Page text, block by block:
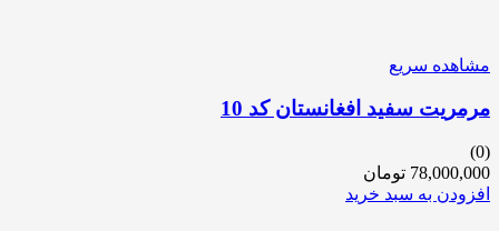
مشاهده سریع
مرمریت سفید افغانستان کد 10
(0)
78,000,000 تومان
افزودن به سبد خرید